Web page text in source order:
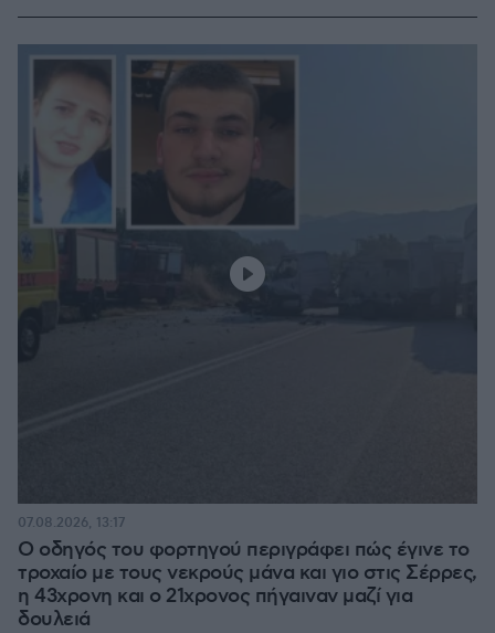
Ο οδηγός του φορτηγού περιγράφει πώς έγινε το
τροχαίο με τους νεκρούς μάνα και γιο στις Σέρρες,
η 43χρονη και ο 21χρονος πήγαιναν μαζί για
δουλειά
07.08.2026, 13:17